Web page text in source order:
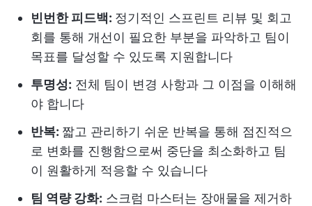
빈번한 피드백: 정기적인 스프린트 리뷰 및 회고
회를 통해 개선이 필요한 부분을 파악하고 팀이
목표를 달성할 수 있도록 지원합니다
투명성: 전체 팀이 변경 사항과 그 이점을 이해해
야 합니다
반복: 짧고 관리하기 쉬운 반복을 통해 점진적으
로 변화를 진행함으로써 중단을 최소화하고 팀
이 원활하게 적응할 수 있습니다
팀 역량 강화: 스크럼 마스터는 장애물을 제거하